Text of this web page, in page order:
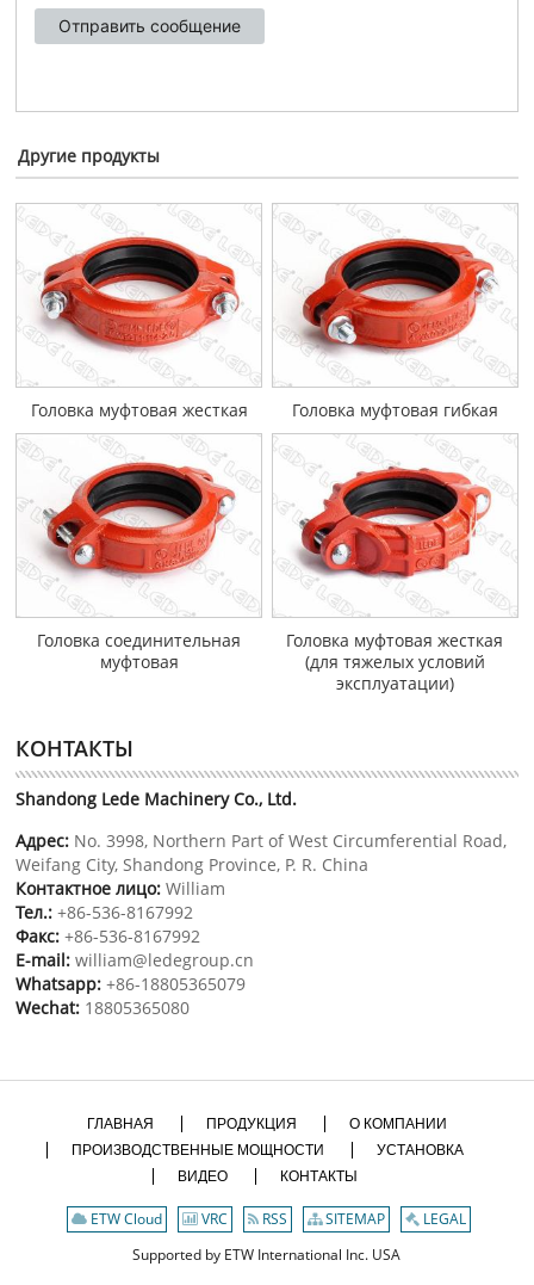
Другие продукты
Головка муфтовая жесткая Головка муфтовая гибкая
Головка соединительная
муфтовая
Головка муфтовая жесткая
(для тяжелых условий
эксплуатации)
КОНТАКТЫ
Shandong Lede Machinery Co., Ltd.
Адрес: No. 3998, Northern Part of West Circumferential Road,
Weifang City, Shandong Province, P. R. China
Контактное лицо: William
Тел.: +86-536-8167992
Факс: +86-536-8167992
E-mail: william@ledegroup.cn
Whatsapp: +86-18805365079
Wechat: 18805365080
ГЛАВНАЯ ПРОДУКЦИЯ
О КОМПАНИИ
ПРОИЗВОДСТВЕННЫЕ МОЩНОСТИ
УСТАНОВКА
ВИДЕО
КОНТАКТЫ
ETW Cloud VRC RSS SITEMAP
LEGAL
Supported by ETW International Inc. USA